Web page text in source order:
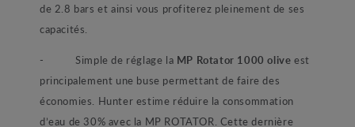
de 2.8 bars et ainsi vous profiterez pleinement de ses
capacités.
- Simple de réglage la MP Rotator 1000 olive est
principalement une buse permettant de faire des
économies. Hunter estime réduire la consommation
d’eau de 30% avec la MP ROTATOR. Cette dernière